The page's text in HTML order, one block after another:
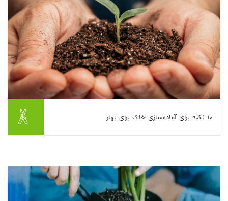
آماده‌سازی خاک برای فصل بهار یکی از مراحل حیاتی در موفقیت
بیشتر بخوانیم ...
۱۰ نکته برای آماده‌سازی خاک برای بهار